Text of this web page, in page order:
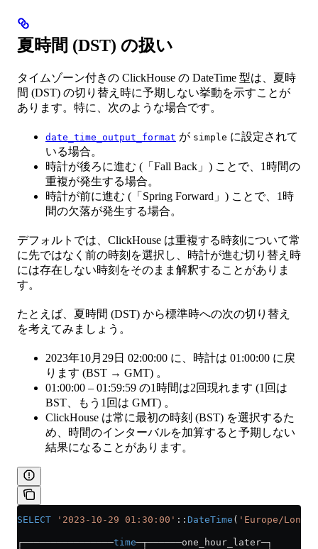
夏時間 (DST) の扱い
タイムゾーン付きの ClickHouse の DateTime 型は、夏時
間 (DST) の切り替え時に予期しない挙動を示すことが
あります。特に、次のような場合です。
date_time_output_format が simple に設定されて
いる場合。
時計が後ろに進む (「Fall Back」) ことで、1時間の
重複が発生する場合。
時計が前に進む (「Spring Forward」) ことで、1時
間の欠落が発生する場合。
デフォルトでは、ClickHouse は重複する時刻について常
に先ではなく前の時刻を選択し、時計が進む切り替え時
には存在しない時刻をそのまま解釈することがありま
す。
たとえば、夏時間 (DST) から標準時への次の切り替え
を考えてみましょう。
2023年10月29日 02:00:00 に、時計は 01:00:00 に戻
ります (BST → GMT) 。
01:00:00 – 01:59:59 の1時間は2回現れます (1回は
BST、もう1回は GMT) 。
ClickHouse は常に最初の時刻 (BST) を選択するた
め、時間のインターバルを加算すると予期しない
結果になることがあります。
SELECT '2023-10-29 01:30:00' :: DateTime ( 'Europe/
┌────────────────time─┬──────one_hour_later─┐